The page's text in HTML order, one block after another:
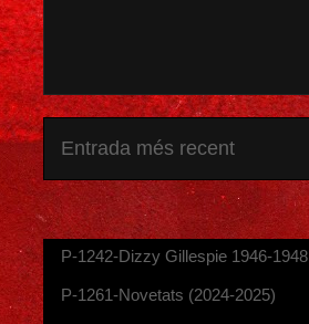
Entrada més recent
P-1242-Dizzy Gillespie 1946-1948
P-1261-Novetats (2024-2025)